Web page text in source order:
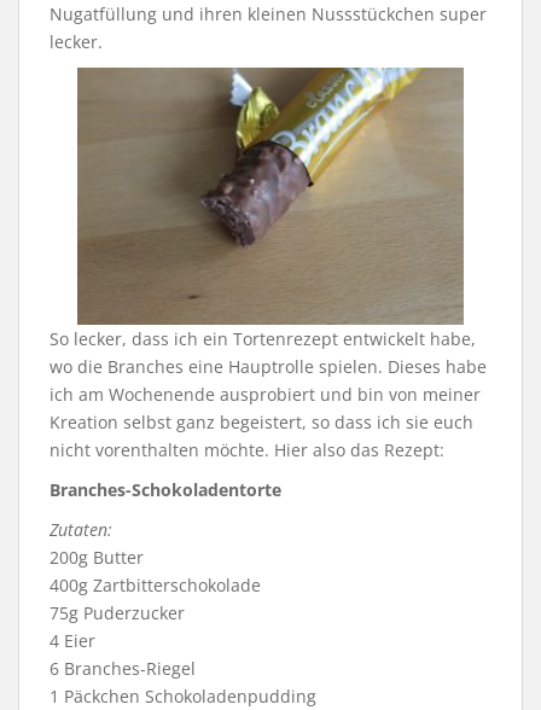
Nugatfüllung und ihren kleinen Nussstückchen super
lecker.
So lecker, dass ich ein Tortenrezept entwickelt habe,
wo die Branches eine Hauptrolle spielen. Dieses habe
ich am Wochenende ausprobiert und bin von meiner
Kreation selbst ganz begeistert, so dass ich sie euch
nicht vorenthalten möchte. Hier also das Rezept:
Branches-Schokoladentorte
Zutaten:
200g Butter
400g Zartbitterschokolade
75g Puderzucker
4 Eier
6 Branches-Riegel
1 Päckchen Schokoladenpudding